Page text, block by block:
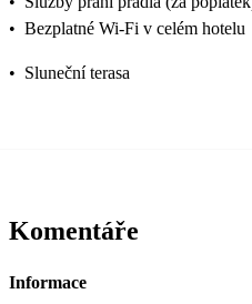
• Bezplatné Wi-Fi v celém hotelu
• Sluneční terasa
Komentáře
Informace